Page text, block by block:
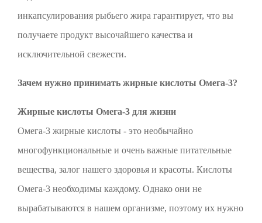
инкапсулирования рыбьего жира гарантирует, что вы
получаете продукт высочайшего качества и
исключительной свежести.
Зачем нужно принимать жирные кислоты Омега-3?
Жирные кислоты Омега-3 для жизни
Омега-3 жирные кислоты - это необычайно
многофункциональные и очень важные питательные
вещества, залог нашего здоровья и красоты. Кислоты
Омега-3 необходимы каждому. Однако они не
вырабатываются в нашем организме, поэтому их нужно